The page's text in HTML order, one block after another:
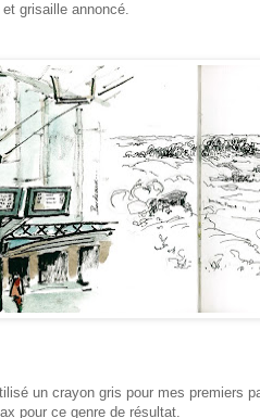
grisaille annoncé.
un crayon gris pour mes premiers
pour ce genre de résultat.